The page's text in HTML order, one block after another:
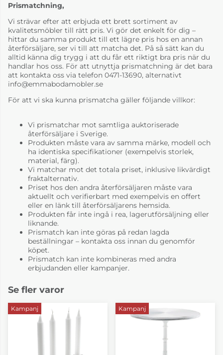
Prismatchning,
Vi strävar efter att erbjuda ett brett sortiment av
kvalitetsmöbler till rätt pris. Vi gör det enkelt för dig –
hittar du samma produkt till ett lägre pris hos en annan
återförsäljare, ser vi till att matcha det. På så sätt kan du
alltid känna dig trygg i att du får ett riktigt bra pris när du
handlar hos oss. För att utnyttja prismatchning är det bara
att kontakta oss via telefon 0471-13690, alternativt
info@emmabodamobler.se
För att vi ska kunna prismatcha gäller följande villkor:
Vi prismatchar mot samtliga auktoriserade
återförsäljare i Sverige.
Produkten måste vara av samma märke, modell och
ha identiska specifikationer (exempelvis storlek,
material, färg).
Vi matchar mot det totala priset, inklusive likvärdigt
fraktalternativ.
Priset hos den andra återförsäljaren måste vara
aktuellt och verifierbart med exempelvis en offert
eller en länk till återförsäljarens hemsida.
Produkten får inte ingå i rea, lagerutförsäljning eller
liknande.
Prismatch kan inte göras på redan lagda
beställningar – kontakta oss innan du genomför
köpet.
Prismatch kan inte kombineras med andra
erbjudanden eller kampanjer.
Se fler varor
Kampanj Kampanj